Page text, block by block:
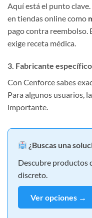
Aquí está el punto
en tiendas online como
pago contra reembolso.
exige receta médica.
3. Fabricante
Con Cenforce sabes
Para algunos usuarios,
importante.
¿Buscas una
Descubre productos
discreto.
Ver opciones →